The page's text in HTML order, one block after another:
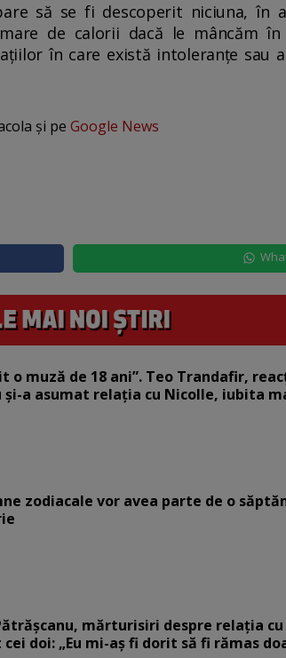
să se fi descoperit niciuna, în
de calorii dacă le mâncăm în
în care există intoleranțe sau
și pe Google News
o muză de 18 ani”. Teo Trandafir,
a asumat relația cu Nicolle, iubita
zodiacale vor avea parte de o
mărturisiri despre relația cu
doi: „Eu mi-aș fi dorit să fi rămas